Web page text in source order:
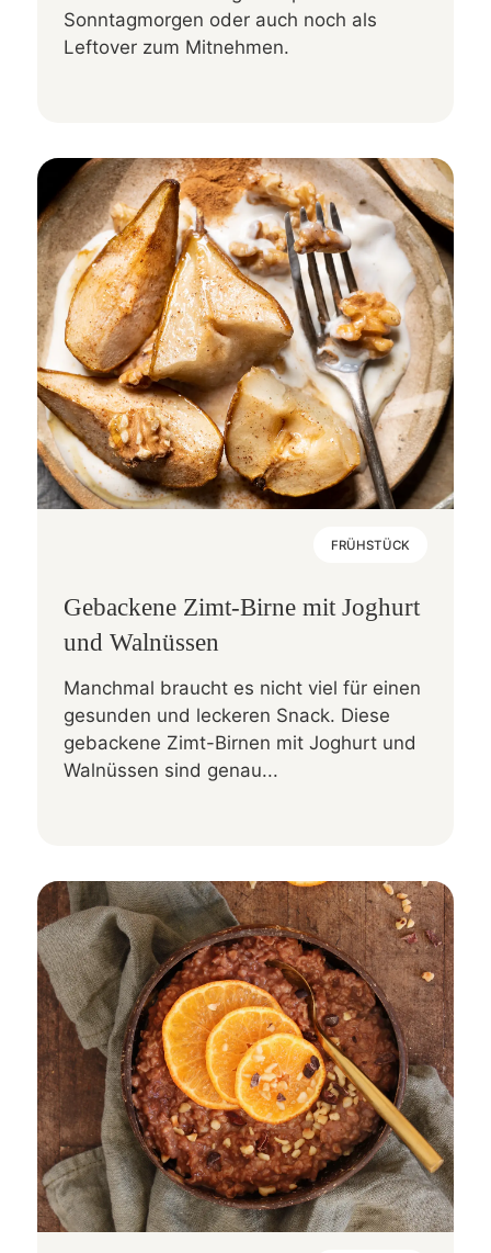
Sonntagmorgen oder auch noch als
Leftover zum Mitnehmen.
FRÜHSTÜCK
Gebackene Zimt-Birne mit Joghurt
und Walnüssen
Manchmal braucht es nicht viel für einen
gesunden und leckeren Snack. Diese
gebackene Zimt-Birnen mit Joghurt und
Walnüssen sind genau...